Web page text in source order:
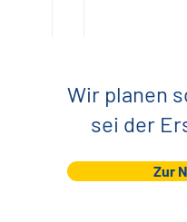
Wir planen
sei der
Zur